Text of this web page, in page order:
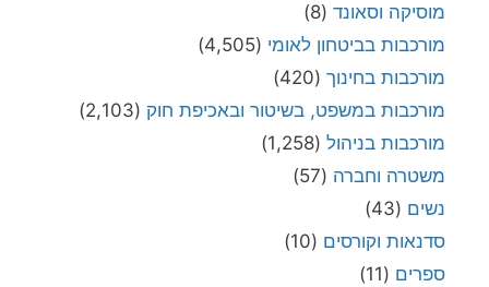
מוסיקה וסאונד (8)
מורכבות בביטחון לאומי (4,505)
מורכבות בחינוך (420)
מורכבות במשפט, בשיטור ובאכיפת חוק (2,103)
מורכבות בניהול (1,258)
משטרה וחברה (57)
נשים (43)
סדנאות וקורסים (10)
ספרים (11)